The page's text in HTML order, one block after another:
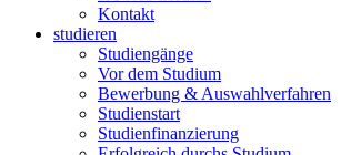
Kontakt
studieren
Studiengänge
Vor dem Studium
Bewerbung & Auswahlverfahren
Studienstart
Studienfinanzierung